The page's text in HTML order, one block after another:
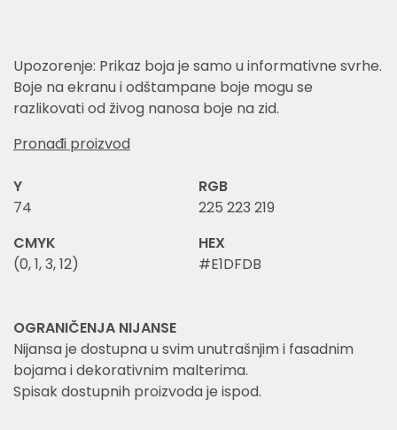
Upozorenje: Prikaz boja je samo u informativne svrhe.
Boje na ekranu i odštampane boje mogu se
razlikovati od živog nanosa boje na zid.
Pronađi proizvod
Y
74
RGB
225 223 219
CMYK
(0, 1, 3, 12)
HEX
#E1DFDB
OGRANIČENJA NIJANSE
Nijansa je dostupna u svim unutrašnjim i fasadnim
bojama i dekorativnim malterima.
Spisak dostupnih proizvoda je ispod.